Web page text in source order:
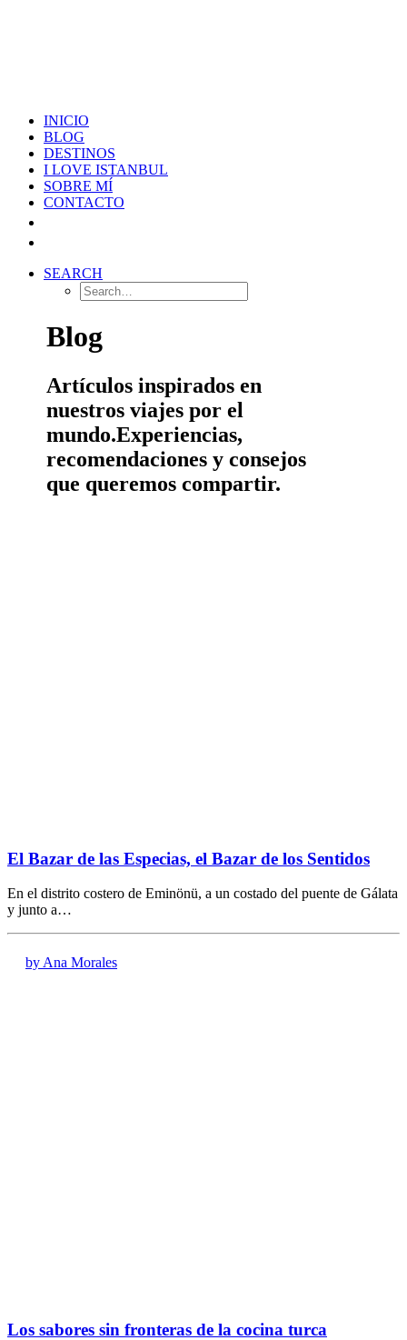
INICIO
BLOG
DESTINOS
I LOVE ISTANBUL
SOBRE MÍ
CONTACTO
SEARCH
Blog
Artículos inspirados en
nuestros viajes por el
mundo.Experiencias,
recomendaciones y consejos
que queremos compartir.
El Bazar de las Especias, el Bazar de los Sentidos
En el distrito costero de Eminönü, a un costado del puente de Gálata
y junto a…
by Ana Morales
Los sabores sin fronteras de la cocina turca